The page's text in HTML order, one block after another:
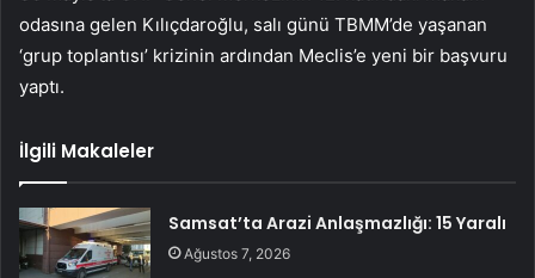
odasına gelen Kılıçdaroğlu, salı günü TBMM’de yaşanan
‘grup toplantısı’ krizinin ardından Meclis’e yeni bir başvuru
yaptı.
İlgili Makaleler
Samsat’ta Arazi Anlaşmazlığı: 15 Yaralı
Ağustos 7, 2026